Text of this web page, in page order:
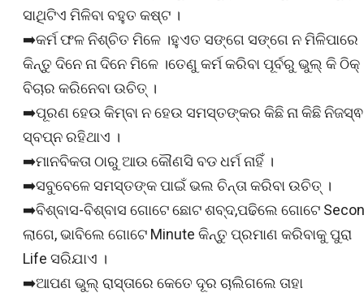
ସାଥିଟିଏ ମିଳିବା ବହୁତ କଷ୍ଟ ।
➡️କର୍ମ ଫଳ ନିଶ୍ଚିତ ମିଳେ ।ହୁଏତ ସଙ୍ଗେ ସଙ୍ଗେ ନ ମିଳିପାରେ
କିନ୍ତୁ ଦିନେ ନା ଦିନେ ମିଳେ ।ତେଣୁ କର୍ମ କରିବା ପୂର୍ବରୁ ଭୁଲ୍ କି ଠିକ୍
ବିଚାର କରିନେବା ଉଚିତ୍ ।
➡️ପୂରଣ ହେଉ କିମ୍ବା ନ ହେଉ ସମସ୍ତଙ୍କର କିଛି ନା କିଛି ନିଜସ୍ଵ
ସ୍ବପ୍ନ ରହିଥାଏ ।
➡️ମାନବିକତା ଠାରୁ ଆଉ କୌଣସି ବଡ ଧର୍ମ ନାହିଁ ।
➡️ସବୁବେଳେ ସମସ୍ତଙ୍କ ପାଇଁ ଭଲ ଚିନ୍ତା କରିବା ଉଚିତ୍ ।
➡️ବିଶ୍ବାସ-ବିଶ୍ବାସ ଗୋଟେ ଛୋଟ ଶବ୍ଦ,ପଢିଲେ ଗୋଟେ
ଲାଗେ, ଭାବିଲେ ଗୋଟେ Minute କିନ୍ତୁ ପ୍ରମାଣ କରିବାକୁ ପୁରା
Life ସରିଯାଏ ।
➡️ଆପଣ ଭୁଲ୍ ରାସ୍ତାରେ କେତେ ଦୂର ଚାଲିଗଲେ ତାହା